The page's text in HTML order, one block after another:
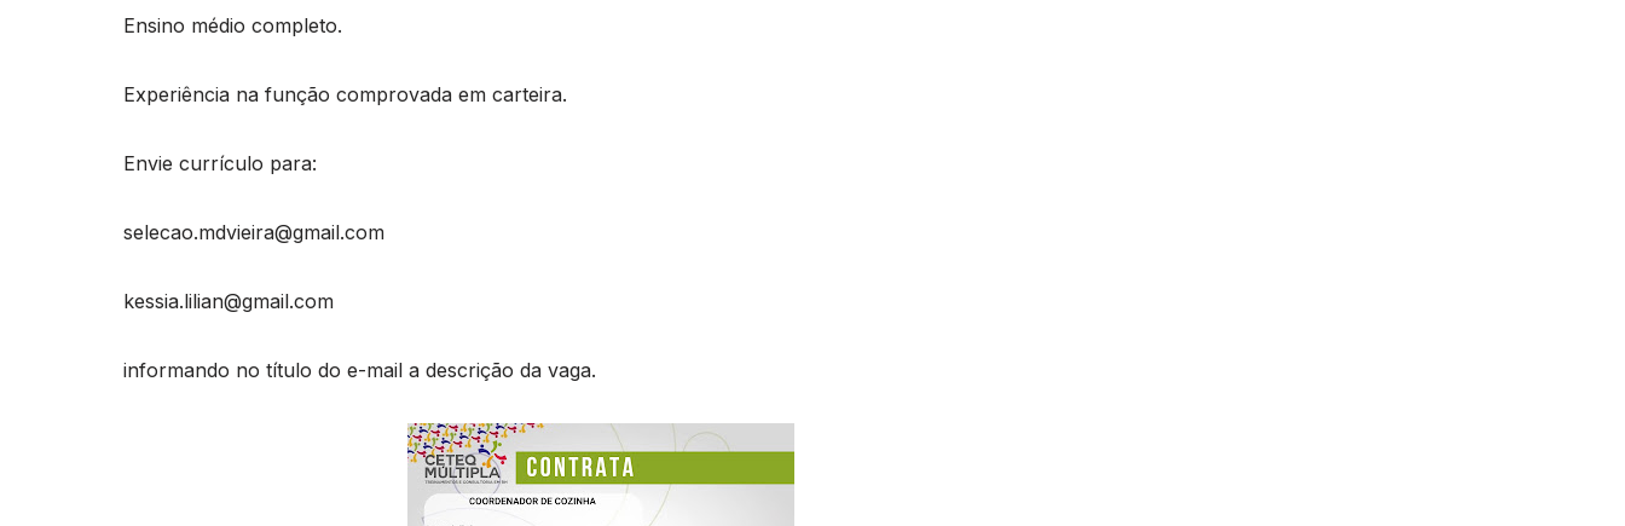
Ensino médio completo.
Experiência na função comprovada em carteira.
Envie currículo para:
selecao.mdvieira@gmail.com
kessia.lilian@gmail.com
informando no título do e-mail a descrição da vaga.